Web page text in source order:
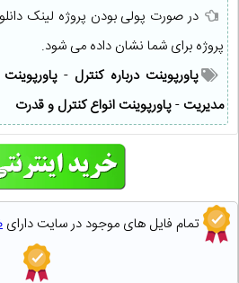
در صورت پولی بودن پروژه لینک
پروژه برای شما نشان داده می شود.
پاورپوینت درباره کنترل-
مدیریت-پاورپوینت انواع کنترل و قدرت
تمام فایل های موجود در سایت دارای